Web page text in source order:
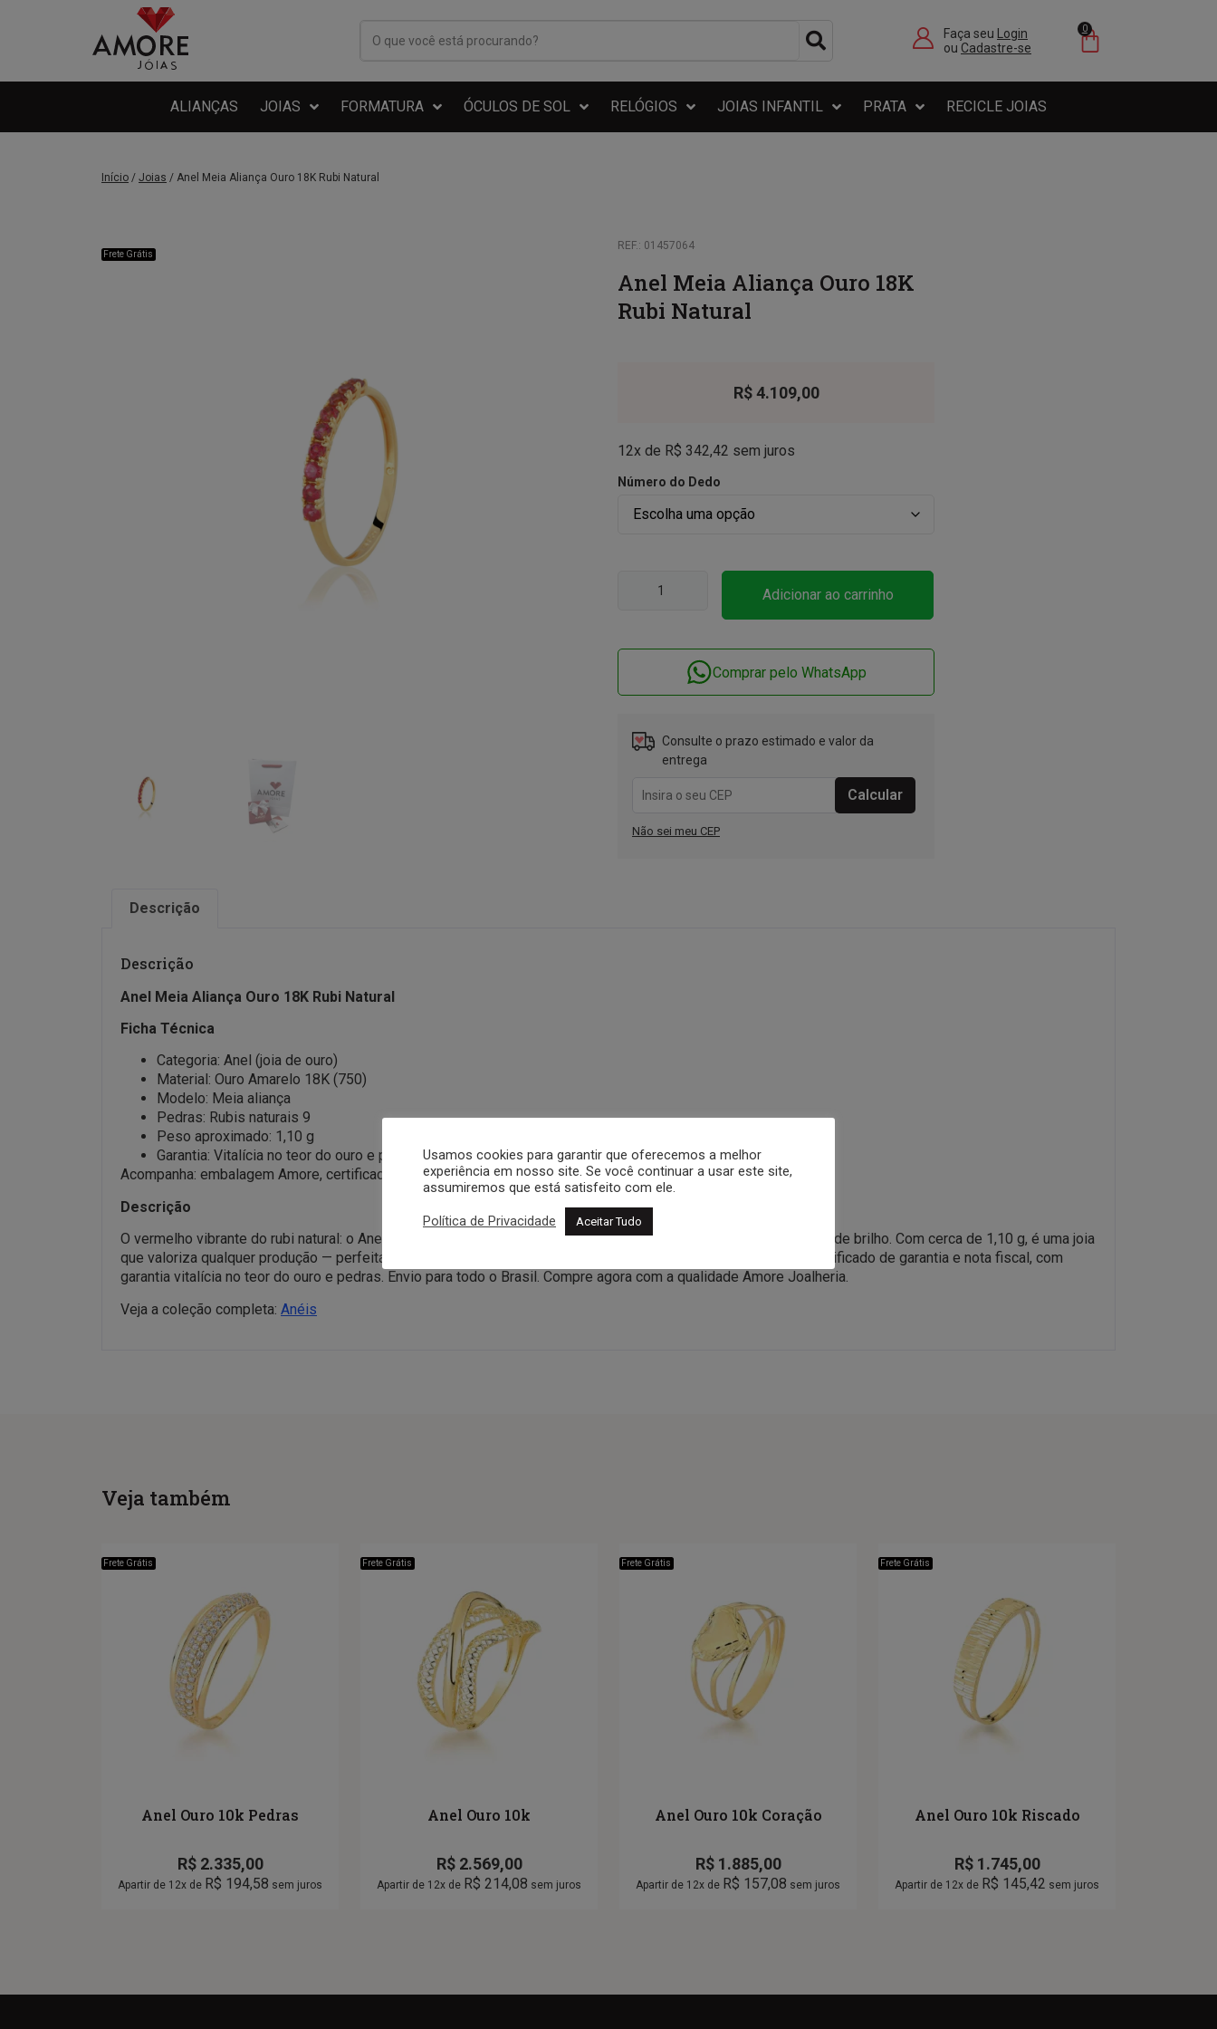
Faça seu Login
ou Cadastre-se
0
ALIANÇAS JOIAS FORMATURA ÓCULOS DE SOL RELÓGIOS JOIAS INFANTIL PRATA RECICLE JOIAS
Início / Joias / Anel Meia Aliança Ouro 18K Rubi Natural
Frete Grátis
REF.: 01457064
Anel Meia Aliança Ouro 18K
Rubi Natural
R$4.109,00
12x de R$ 342,42 sem juros
Número do Dedo
Adicionar ao carrinho
Comprar pelo WhatsApp
Consulte o prazo estimado e valor da
entrega
Não sei meu CEP
Descrição
Descrição
Anel Meia Aliança Ouro 18K Rubi Natural
Ficha Técnica
Categoria: Anel (joia de ouro)
Material: Ouro Amarelo 18K (750)
Modelo: Meia aliança
Pedras: Rubis naturais 9
Peso aproximado: 1,10 g
Garantia: Vitalícia no teor do ouro e pedras
Acompanha: embalagem Amore, certificado de garantia e nota fiscal.
Descrição
O vermelho vibrante do rubi natural: o Anel Meia Aliança de Ouro 18K alinha 9 rubis genuínos em uma fileira cheia de brilho. Com cerca de 1,10 g, é uma joia
que valoriza qualquer produção — perfeita para presentear ou se presentear. Acompanha embalagem Amore, certificado de garantia e nota fiscal, com
garantia vitalícia no teor do ouro e pedras. Envio para todo o Brasil. Compre agora com a qualidade Amore Joalheria.
Veja a coleção completa: Anéis
Veja também
Frete Grátis
Anel Ouro 10k Pedras
R$2.335,00
Apartir de 12x de R$ 194,58 sem juros
Frete Grátis
Anel Ouro 10k
R$2.569,00
Apartir de 12x de R$ 214,08 sem juros
Frete Grátis
Anel Ouro 10k Coração
R$1.885,00
Apartir de 12x de R$ 157,08 sem juros
Frete Grátis
Anel Ouro 10k Riscado
R$1.745,00
Apartir de 12x de R$ 145,42 sem juros
Usamos cookies para garantir que oferecemos a melhor
experiência em nosso site. Se você continuar a usar este site,
assumiremos que está satisfeito com ele.
Política de Privacidade Aceitar Tudo